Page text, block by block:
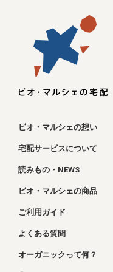
ビオ・マルシェの想い
宅配サービスについて
読みもの・NEWS
ビオ・マルシェの商品
ご利用ガイド
よくある質問
オーガニックって何？